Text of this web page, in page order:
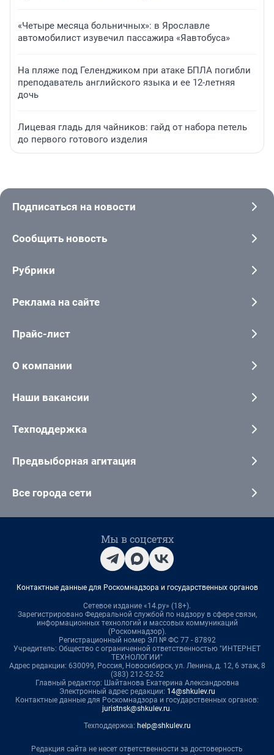
«Четыре месяца больничных»: в Ярославле
автомобилист изувечил пассажира «Яавтобуса»
На пляже под Геленджиком при атаке БПЛА погибли
преподаватель английского языка и ее 12-летняя
дочь
Лицевая гладь для чайников: гайд от набора петель
до первого готового изделия
Подписаться на новости
Сообщить новость
Рубрики
Реклама на сайте
Прайс-лист
О компании
Наши вакансии
Техподдержка
Предвыборная агитация
Все города сети
Мы в соцсетях
Контактные данные для Роскомнадзора и государственных органов
Сетевое издание «14.ру» (18+).
Зарегистрировано Федеральной службой по надзору в сфере связи,
информационных технологий и массовых коммуникаций
(Роскомнадзор).
Регистрационный номер ЭЛ № ФС 77 - 87892
Учредитель: Общество с ограниченной ответственностью "ИНТЕРНЕТ
ТЕХНОЛОГИИ"
Адрес редакции: 630099, Россия, Новосибирск, ул. Ленина, д. 12, 6 этаж, 8
(383) 212-52-52
Главный редактор: Шайтанова Екатерина Александровна
Электронный адрес редакции: 14@shkulev.ru
Контактные данные для Роскомнадзора и государственных органов:
juristnsk@shkulev.ru.
Техподдержка: help@shkulev.ru
Редакция сайта не несет ответственности за достоверность